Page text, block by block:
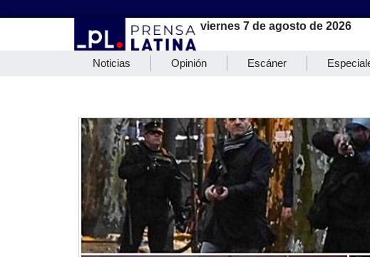
viernes 7 de agosto de 2026
Noticias Opinión Escáner